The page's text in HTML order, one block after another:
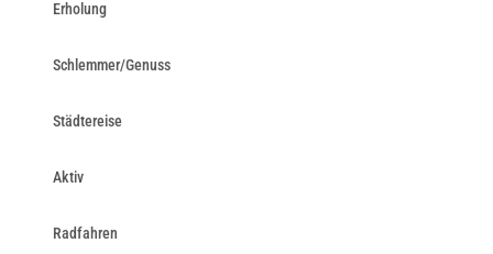
Erholung
Schlemmer/Genuss
Städtereise
Aktiv
Radfahren